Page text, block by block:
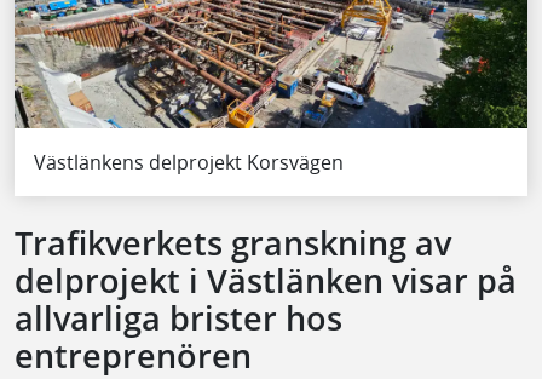
Västlänkens delprojekt Korsvägen
Trafikverkets granskning av
delprojekt i Västlänken visar på
allvarliga brister hos
entreprenören